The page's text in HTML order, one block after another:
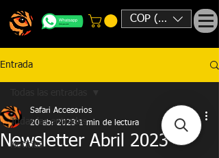
COP ($)
Entrada
Todas las entradas
Noticias
Newsletter Abril 2023
Safari Accesorios
20 abr 2023 1 min de lectura